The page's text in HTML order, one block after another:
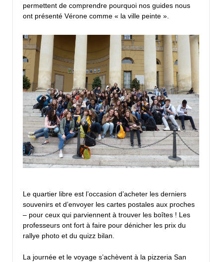
permettent de comprendre pourquoi nos guides nous
ont présenté Vérone comme « la ville peinte ».
Le quartier libre est l’occasion d’acheter les derniers
souvenirs et d’envoyer les cartes postales aux proches
– pour ceux qui parviennent à trouver les boîtes ! Les
professeurs ont fort à faire pour dénicher les prix du
rallye photo et du quizz bilan.
La journée et le voyage s’achèvent à la pizzeria San